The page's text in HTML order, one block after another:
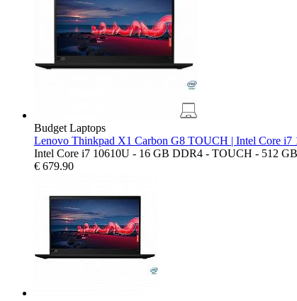
Budget Laptops
Lenovo Thinkpad X1 Carbon G8 TOUCH | Intel Core i7
Intel Core i7 10610U - 16 GB DDR4 - TOUCH - 512
€ 679.90